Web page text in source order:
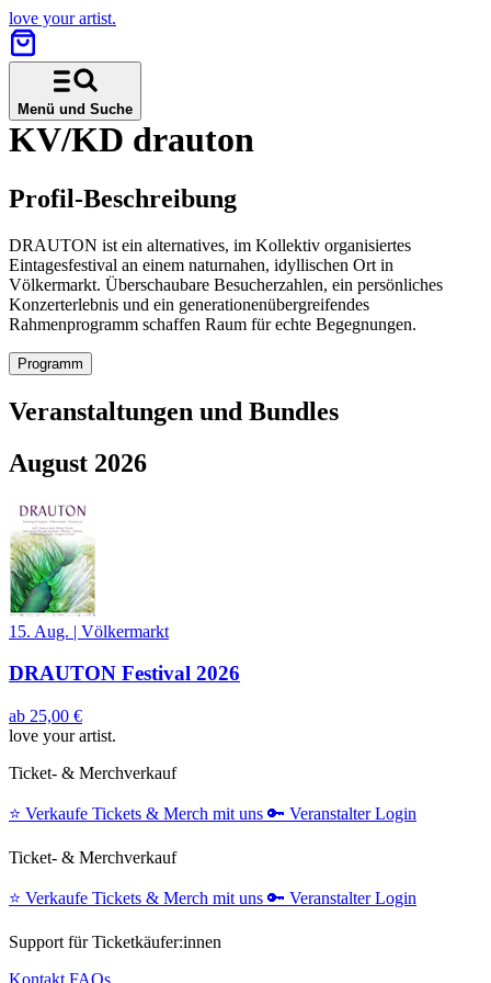
love your artist.
Menü und Suche
KV/KD drauton
Profil-Beschreibung
DRAUTON ist ein alternatives, im Kollektiv organisiertes
Eintagesfestival an einem naturnahen, idyllischen Ort in
Völkermarkt. Überschaubare Besucherzahlen, ein persönliches
Konzerterlebnis und ein generationenübergreifendes
Rahmenprogramm schaffen Raum für echte Begegnungen.
Programm
Veranstaltungen und Bundles
August 2026
15. Aug. | Völkermarkt
DRAUTON Festival 2026
ab 25,00 €
love your artist.
Ticket- & Merchverkauf
⭐️ Verkaufe Tickets & Merch mit uns 🔑 Veranstalter Login
Ticket- & Merchverkauf
⭐️ Verkaufe Tickets & Merch mit uns 🔑 Veranstalter Login
Support für Ticketkäufer:innen
Kontakt FAQs